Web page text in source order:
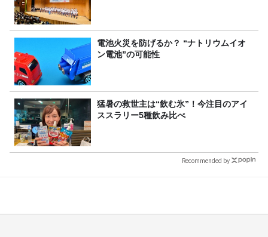
電池火災を防げるか？ “ナトリウムイオ
ン電池”の可能性
猛暑の救世主は“飲む氷”！今注目のアイ
ススラリー5種飲み比べ
Recommended by